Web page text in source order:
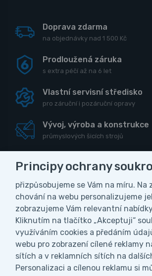
Vážení zákazníci, z důvodu čerpání
celozávodní dovolené bude naše
dnech od 27.7. do 9.8.2026
tomto období nebudeme vyřizovat
odesílat objednávky. Všechny
Doprava zdarma
na objednávky nad 1 500 Kč
Prodloužená záruka
s extra péčí až na 6 let
Vlastní servisní středisko
pro záruční i pozáruční opravy
Vývoj, výroba a konstrukce
průmyslových šicích strojů
CZK
Obchodní podmínky
Ochrana
Nastavení soukromí
Principy ochrany
přizpůsobujeme se Vám na míru. Na
chování na webu personalizujeme
zobrazujeme Vám relevantní
Kliknutím na tlačítko „Akceptuji“
využíváním cookies a předáním
webu pro zobrazení cílené reklamy
sítích a v reklamních sítích na
Personalizaci a cílenou reklamu si